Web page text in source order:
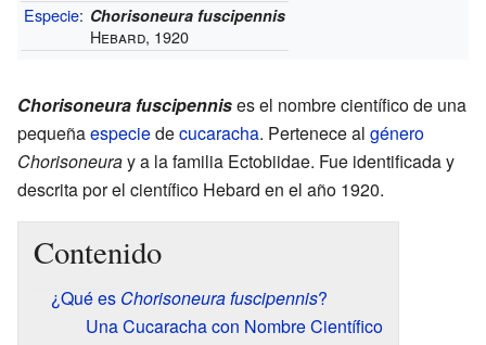
Especie: Chorisoneura fuscipennis
Hebard, 1920
Chorisoneura fuscipennises el nombre científico de una
pequeñaespeciedecucaracha. Pertenece al género
Chorisoneuray a la familia Ectobiidae. Fue identificada y
descrita por el científico Hebard en el año 1920.
Contenido
¿Qué es Chorisoneura fuscipennis?
Una Cucaracha con Nombre Científico